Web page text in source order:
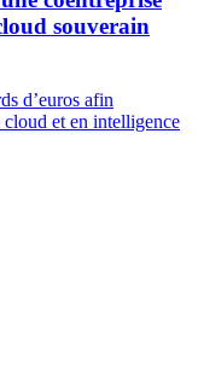
souverain
d’euros afin
cloud et en intelligence